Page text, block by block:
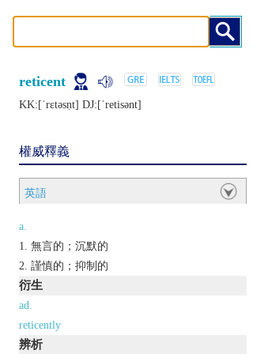
reticent
KK:[ˈrɛtǝsṇt] DJ:[ˈrеtisǝnt]
權威釋義
英語
a.
無言的；沉默的
謹慎的；抑制的
衍生
ad.
reticently
辨析